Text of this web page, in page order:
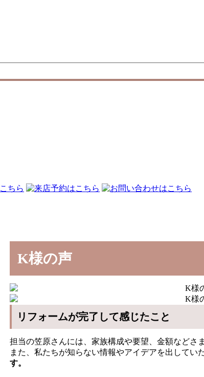
K様の声
リフォームが完了して感じたこと
担当の笠原さんには、家族構成や要望、金額などさ
また、私たちが知らない情報やアイデアを出してい
す。